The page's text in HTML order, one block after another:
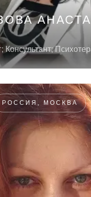
Консультант;
РОССИЯ, МОСКВА